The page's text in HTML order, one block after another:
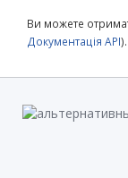
Ви можете
Документація API).